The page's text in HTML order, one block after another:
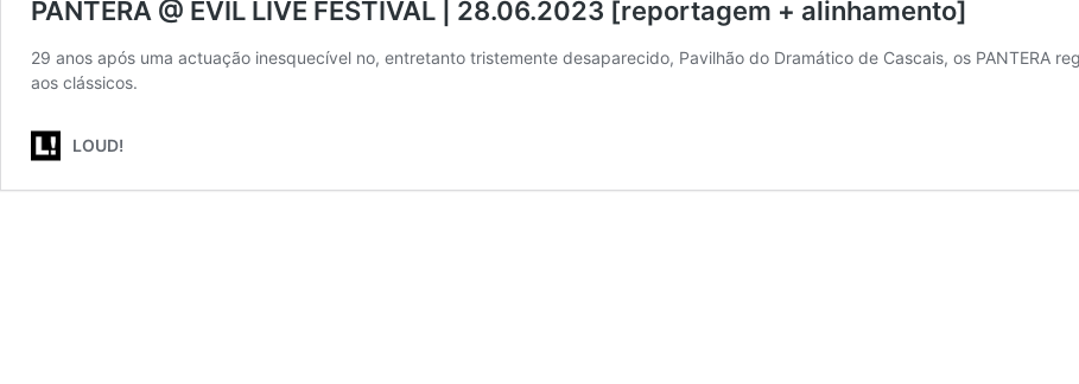
PANTERA @ EVIL LIVE FESTIVAL | 28.06.2023 [reportagem + alinhamento]
29 anos após uma actuação inesquecível no, entretanto tristemente desaparecido, Pavilhão do Dramático de Cascais, os PANTERA
aos clássicos.
LOUD!